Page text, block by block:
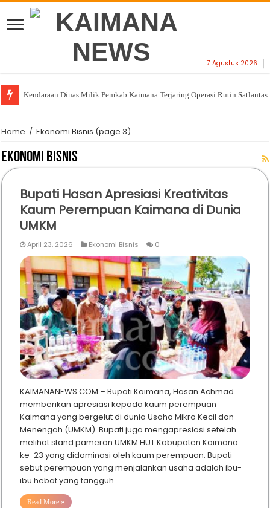
7 Agustus 2026
Kendaraan Dinas Milik Pemkab Kaimana Terjaring Operasi Rutin Satlantas
Home / Ekonomi Bisnis (page 3)
Ekonomi Bisnis
Bupati Hasan Apresiasi Kreativitas
Kaum Perempuan Kaimana di Dunia
UMKM
April 23, 2026 Ekonomi Bisnis 0
KAIMANANEWS.COM – Bupati Kaimana, Hasan Achmad
memberikan apresiasi kepada kaum perempuan
Kaimana yang bergelut di dunia Usaha Mikro Kecil dan
Menengah (UMKM). Bupati juga mengapresiasi setelah
melihat stand pameran UMKM HUT Kabupaten Kaimana
ke-23 yang didominasi oleh kaum perempuan. Bupati
sebut perempuan yang menjalankan usaha adalah ibu-
ibu hebat yang tangguh. …
Read More »